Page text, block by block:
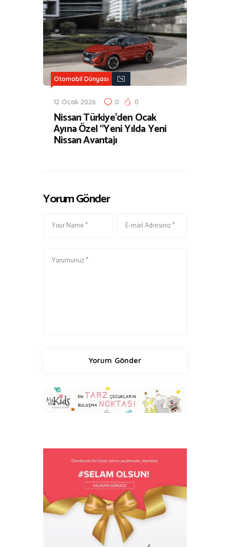
Otomobil Dünyası
12 Ocak 2026 0 0
Nissan Türkiye’den Ocak
Ayına Özel “Yeni Yılda Yeni
Nissan Avantajı
Yorum Gönder